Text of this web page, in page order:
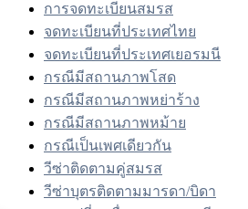
การจดทะเบียนสมรส
จดทะเบียนที่ประเทศไทย
จดทะเบียนที่ประเทศเยอรมนี
กรณีมีสถานภาพโสด
กรณีมีสถานภาพหย่าร้าง
กรณีมีสถานภาพหม้าย
กรณีเป็นเพศเดียวกัน
วีซ่าติดตามคู่สมรส
วีซ่าบุตรติดตามมารดา/บิดา